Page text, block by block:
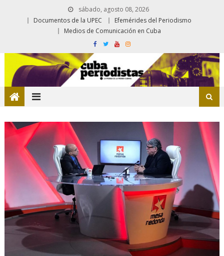
sábado, agosto 08, 2026
Documentos de la UPEC
Efemérides del Periodismo
Medios de Comunicación en Cuba